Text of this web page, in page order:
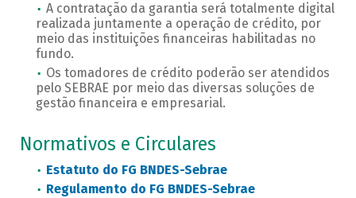
A contratação da garantia será totalmente digital
realizada juntamente a operação de crédito, por
meio das instituições financeiras habilitadas no
fundo.
Os tomadores de crédito poderão ser atendidos
pelo SEBRAE por meio das diversas soluções de
gestão financeira e empresarial.
Normativos e Circulares
Estatuto do FG BNDES-Sebrae
Regulamento do FG BNDES-Sebrae